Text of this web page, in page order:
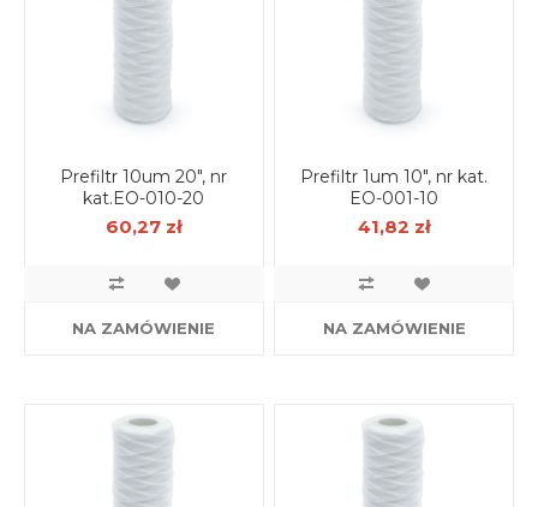
Prefiltr 10um 20", nr
kat.EO-010-20
60,27 zł
NA ZAMÓWIENIE
Prefiltr 1um 10", nr kat.
EO-001-10
41,82 zł
NA ZAMÓWIENIE